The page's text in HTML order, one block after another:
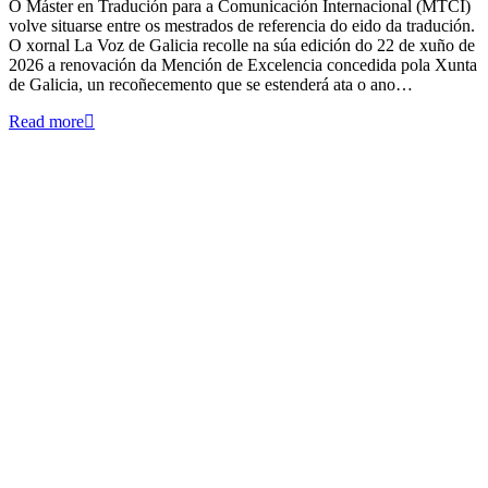
O Máster en Tradución para a Comunicación Internacional (MTCI)
volve situarse entre os mestrados de referencia do eido da tradución.
O xornal La Voz de Galicia recolle na súa edición do 22 de xuño de
2026 a renovación da Mención de Excelencia concedida pola Xunta
de Galicia, un recoñecemento que se estenderá ata o ano…
Read more